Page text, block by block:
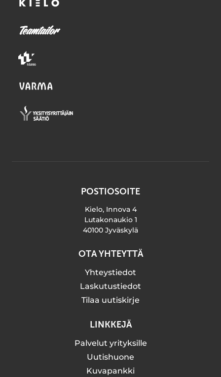
POSTIOSOITE
Kielo, Innova 4
Lutakonaukio 1
40100 Jyväskylä
OTA YHTEYTTÄ
Yhteystiedot
Laskutustiedot
Tilaa uutiskirje
LINKKEJÄ
Palvelut yrityksille
Uutishuone
Kuvapankki